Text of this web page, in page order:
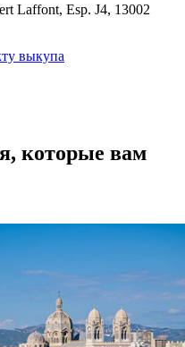
Laffont, Esp. J4, 13002
выкупа
которые вам